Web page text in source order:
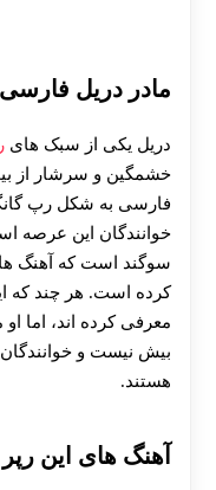
مادر دریل
دریل یکی از سبک های
خشمگین و سرشار از
خوانندگان این عرصه
سوگند است که آهنگ
کرده است. هر چند که
معرفی کرده اند، اما
بیش نیست و خوانندگان
هستند.
آهنگ های این